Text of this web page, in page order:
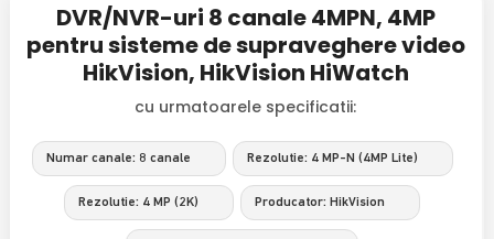
DVR/NVR-uri 8 canale 4MPN, 4MP
pentru sisteme de supraveghere video
HikVision, HikVision HiWatch
cu urmatoarele specificatii:
Numar canale: 8 canale Rezolutie: 4 MP-N (4MP Lite)
Rezolutie: 4 MP (2K) Producator: HikVision